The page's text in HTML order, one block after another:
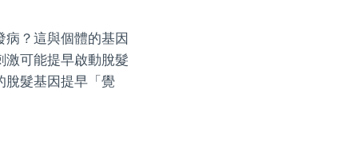
？這與個體的基因
可能提早啟動脫髮
脫髮基因提早「覺